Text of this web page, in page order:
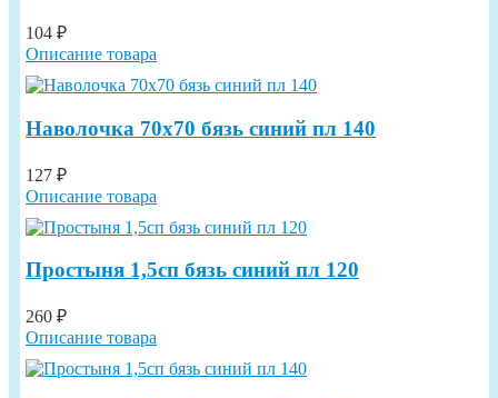
104 ₽
Описание товара
Наволочка 70х70 бязь синий пл 140
127 ₽
Описание товара
Простыня 1,5сп бязь синий пл 120
260 ₽
Описание товара